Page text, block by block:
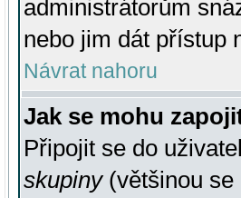
administrátorům
nebo jim dát přístup
Návrat nahoru
Jak se mohu
Připojit se do
skupiny(většinou se